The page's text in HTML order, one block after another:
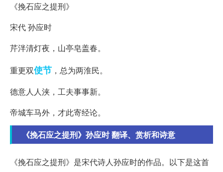
《挽石应之提刑》
宋代 孙应时
芹泮清灯夜，山亭皂盖春。
重更双使节 ，总为两淮民。
德意人人浃，工夫事事新。
帝城车马外，才此寄经论。
《挽石应之提刑》孙应时 翻译、赏析和诗意
《挽石应之提刑》是宋代诗人孙应时的作品。以下是这首